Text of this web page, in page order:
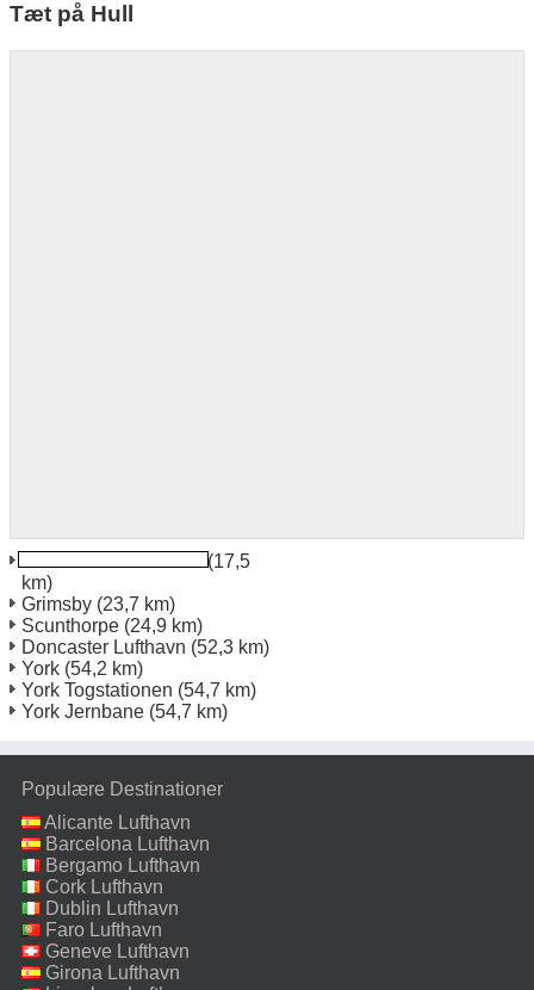
Tæt på Hull
(17,5
km)
Grimsby (23,7 km)
Scunthorpe (24,9 km)
Doncaster Lufthavn (52,3 km)
York (54,2 km)
York Togstationen (54,7 km)
York Jernbane (54,7 km)
Populære Destinationer
Alicante Lufthavn
Barcelona Lufthavn
Bergamo Lufthavn
Cork Lufthavn
Dublin Lufthavn
Faro Lufthavn
Geneve Lufthavn
Girona Lufthavn